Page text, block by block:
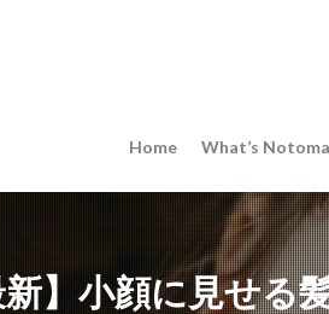
Home What’s
新】小顔に見せる